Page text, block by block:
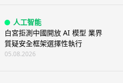
人工智能
白宮拒測中國開放 AI 模型 業界
質疑安全框架選擇性執行
05.08.2026